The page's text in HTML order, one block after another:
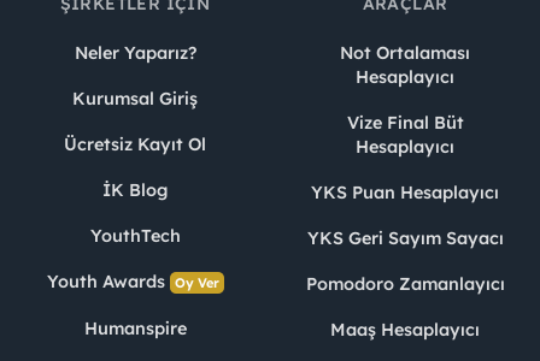
Neler Yaparız?
Kurumsal Giriş
Ücretsiz Kayıt Ol
İK Blog
YouthTech
Youth Awards Oy Ver
Humanspire
Not Ortalaması
Hesaplayıcı
Vize Final Büt
Hesaplayıcı
YKS Puan Hesaplayıcı
YKS Geri Sayım Sayacı
Pomodoro Zamanlayıcı
Maaş Hesaplayıcı